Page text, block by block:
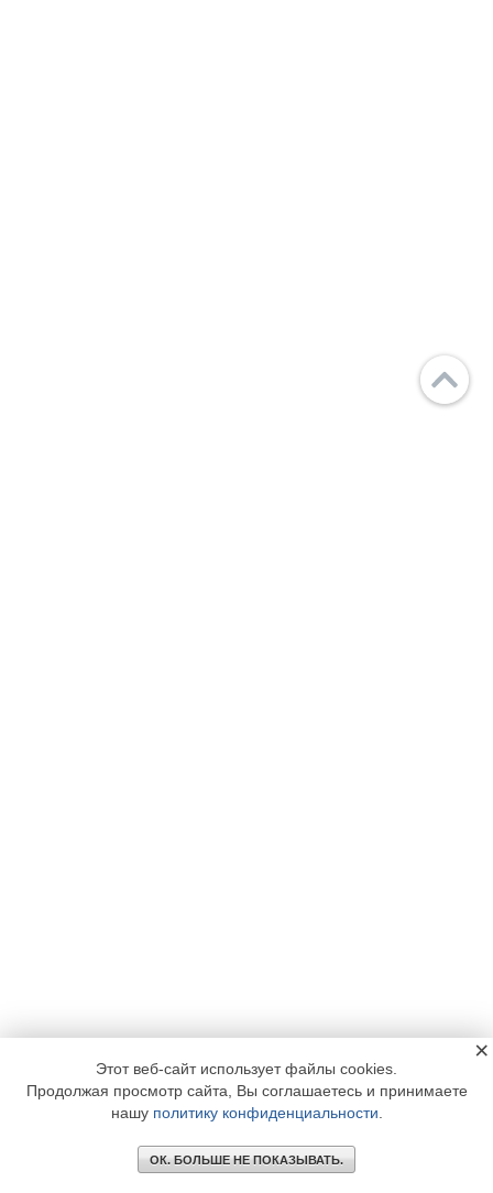
Этот веб-сайт использует файлы cookies.
Продолжая просмотр сайта, Вы соглашаетесь и принимаете
нашу политику конфиденциальности
ОК. БОЛЬШЕ НЕ ПОКАЗЫВАТЬ.
×